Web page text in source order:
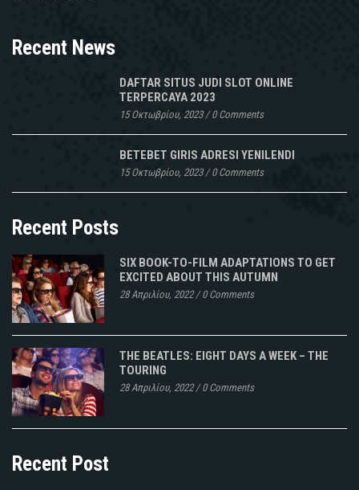
Recent News
DAFTAR SITUS JUDI SLOT ONLINE
TERPERCAYA 2023
15 Οκτωβρίου, 2023/0 Comments
BETEBET GIRIS ADRESI YENILENDI
15 Οκτωβρίου, 2023/0 Comments
Recent Posts
SIX BOOK-TO-FILM ADAPTATIONS TO GET
EXCITED ABOUT THIS AUTUMN
28 Απριλίου, 2022/0 Comments
THE BEATLES: EIGHT DAYS A WEEK – THE
TOURING
28 Απριλίου, 2022/0 Comments
Recent Post